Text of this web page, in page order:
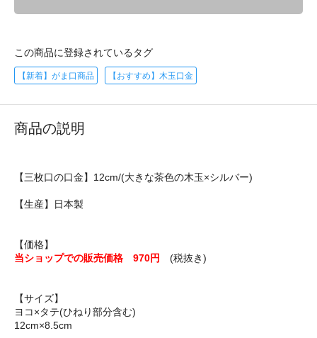
この商品に登録されているタグ
【新着】がま口商品 【おすすめ】木玉口金
商品の説明
【三枚口の口金】12cm/(大きな茶色の木玉×シルバー)
【生産】日本製
【価格】
当ショップでの販売価格 970円
(税抜き)
【サイズ】
ヨコ×タテ(ひねり部分含む)
12cm×8.5cm